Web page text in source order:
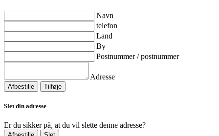
Navn
telefon
Land
By
Postnummer / postnummer
Adresse
Afbestille Tilføje
Slet din adresse
Er du sikker på, at du vil slette denne adresse?